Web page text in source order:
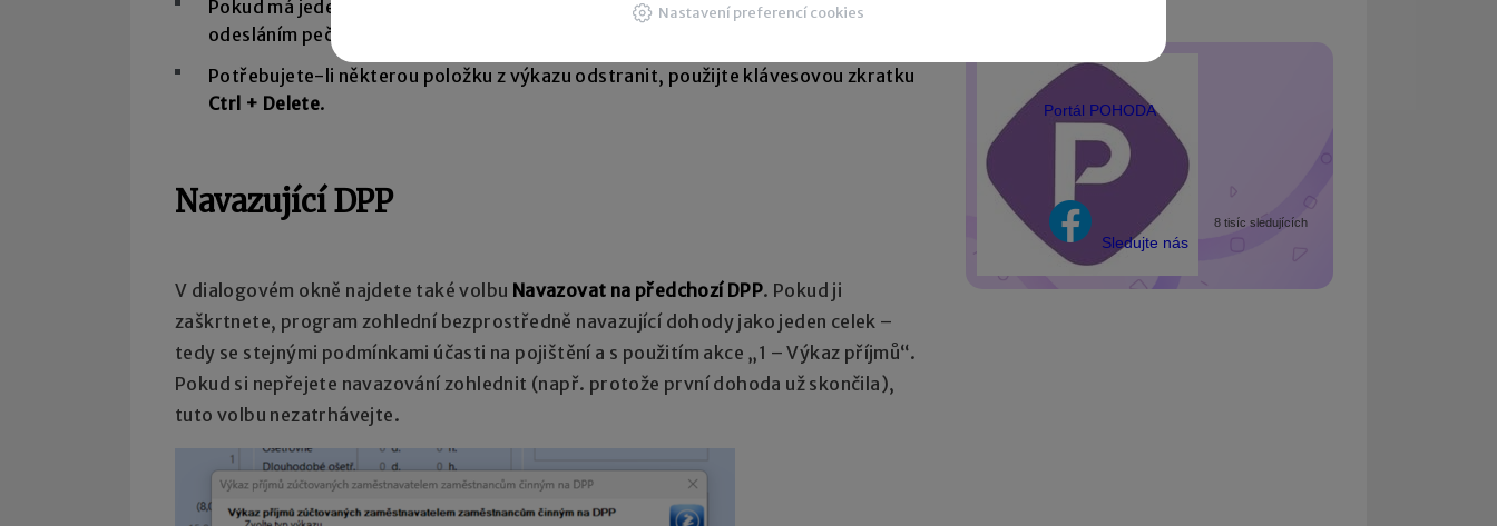
Pokud má jeden zaměstnanec více dohod o provedení práce, doporučujeme před
odesláním pečlivě zkontrolovat údaje ve výkazu.
Potřebujete-li některou položku z výkazu odstranit, použijte klávesovou zkratku
Ctrl + Delete.
Navazující DPP
V dialogovém okně najdete také volbu Navazovat na předchozí DPP. Pokud ji
zaškrtnete, program zohlední bezprostředně navazující dohody jako jeden celek –
tedy se stejnými podmínkami účasti na pojištění a s použitím akce „1 – Výkaz příjmů“.
Pokud si nepřejete navazování zohlednit (např. protože první dohoda už skončila),
tuto volbu nezatrhávejte.
Portál POHODA
Sledujte nás
8 tisíc sledujících
Nastavení preferencí cookies